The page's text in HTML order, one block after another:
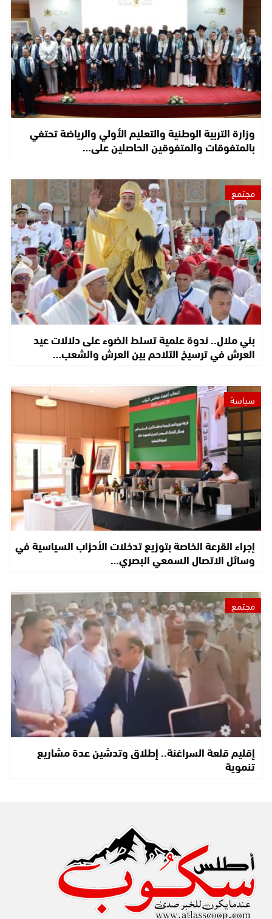
وزارة التربية الوطنية والتعليم الأولي والرياضة تحتفي
بالمتفوقات والمتفوقين الحاصلين على…
مجتمع
بني ملال.. ندوة علمية تسلط الضوء على دلالات عيد
العرش في ترسيخ التلاحم بين العرش والشعب…
سياسة
إجراء القرعة الخاصة بتوزيع تدخلات الأحزاب السياسية في
وسائل الاتصال السمعي البصري…
مجتمع
إقليم قلعة السراغنة.. إطلاق وتدشين عدة مشاريع
تنموية